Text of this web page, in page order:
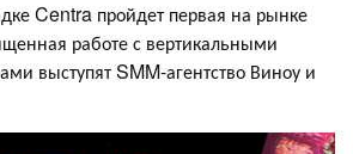
Centra пройдет первая на рынке
работе с вертикальными
выступят SMM-агентство Виноу и